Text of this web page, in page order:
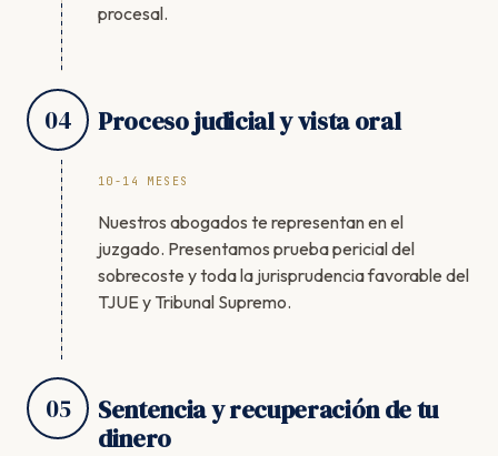
procesal.
04 Proceso judicial y vista oral
10-14 MESES
Nuestros abogados te representan en el
juzgado. Presentamos prueba pericial del
sobrecoste y toda la jurisprudencia favorable del
TJUE y Tribunal Supremo.
05
Sentencia y recuperación de tu
dinero